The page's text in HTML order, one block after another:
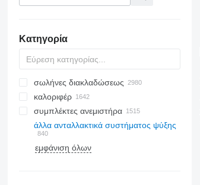
Κατηγορία
σωλήνες διακλαδώσεως
καλοριφέρ
συμπλέκτες ανεμιστήρα
άλλα ανταλλακτικά συστήματος ψύξης
εμφάνιση όλων